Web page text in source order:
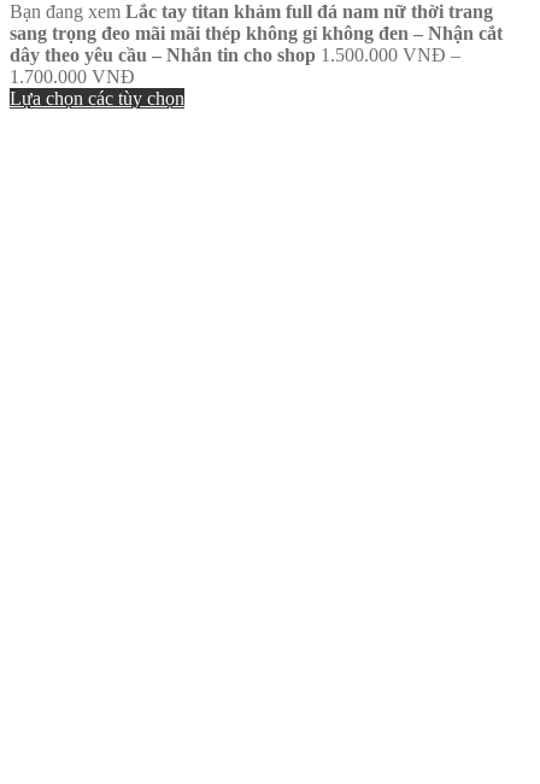
Bạn đang xem Lắc tay titan khảm full đá nam nữ thời trang
sang trọng đeo mãi mãi thép không gỉ không đen – Nhận cắt
dây theo yêu cầu – Nhắn tin cho shop 1.500.000 VNĐ –
1.700.000 VNĐ
Lựa chọn các tùy chọn